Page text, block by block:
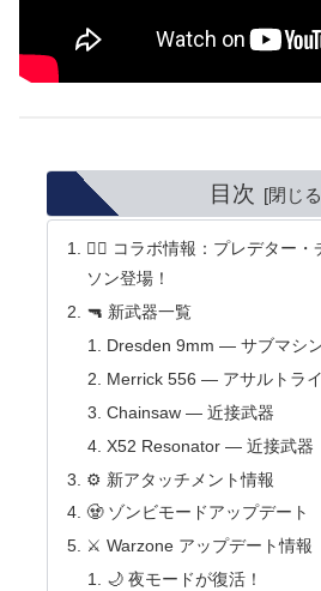
目次
🧟‍♂️ コラボ情報：プレデター・
ソン登場！
🔫 新武器一覧
Dresden 9mm — サブマシ
Merrick 556 — アサルトラ
Chainsaw — 近接武器
X52 Resonator — 近接武器
⚙️ 新アタッチメント情報
🧟 ゾンビモードアップデート
⚔️ Warzone アップデート情報
🌙 夜モードが復活！